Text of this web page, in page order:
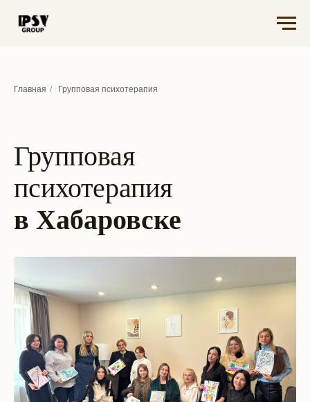
Главная / Групповая психотерапия
Групповая
психотерапия
в Хабаровске